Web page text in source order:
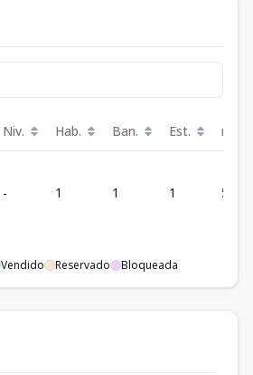
Niv. Hab. Ban. Est. m²
- 1 1 1 55.34
Vendido Reservado Bloqueada